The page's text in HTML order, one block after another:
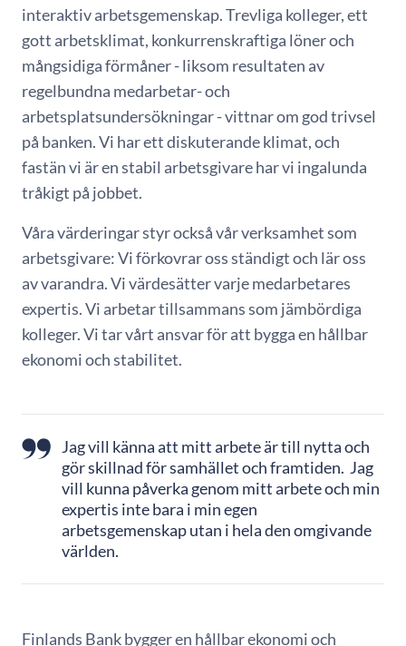
interaktiv arbetsgemenskap. Trevliga kolleger, ett
gott arbetsklimat, konkurrenskraftiga löner och
mångsidiga förmåner - liksom resultaten av
regelbundna medarbetar- och
arbetsplatsundersökningar - vittnar om god trivsel
på banken. Vi har ett diskuterande klimat, och
fastän vi är en stabil arbetsgivare har vi ingalunda
tråkigt på jobbet.
Våra värderingar styr också vår verksamhet som
arbetsgivare: Vi förkovrar oss ständigt och lär oss
av varandra. Vi värdesätter varje medarbetares
expertis. Vi arbetar tillsammans som jämbördiga
kolleger. Vi tar vårt ansvar för att bygga en hållbar
ekonomi och stabilitet.
Jag vill känna att mitt arbete är till nytta och
gör skillnad för samhället och framtiden. Jag
vill kunna påverka genom mitt arbete och min
expertis inte bara i min egen
arbetsgemenskap utan i hela den omgivande
världen.
Finlands Bank bygger en hållbar ekonomi och